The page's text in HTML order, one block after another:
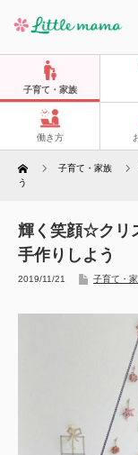
子育て・家族
働き方
Home 子育て・家族
う
輝く笑顔☆クリ
手作りしよう
2019/11/21 子育て・